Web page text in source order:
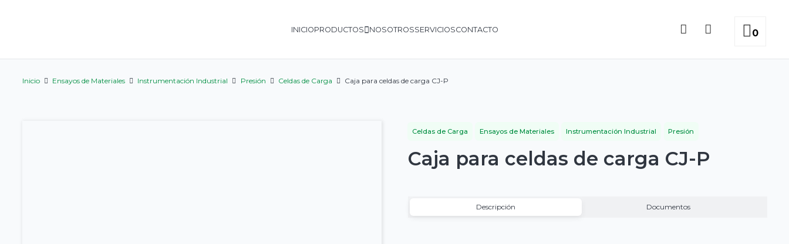
INICIOPRODUCTOS NOSOTROSSERVICIOSCONTACTO 0
Inicio Ensayos de Materiales Instrumentación Industrial Presión Celdas de Carga Caja para celdas de carga CJ-P
Celdas de Carga Ensayos de Materiales Instrumentación Industrial Presión
Caja para celdas de carga CJ-P
Descripción Documentos